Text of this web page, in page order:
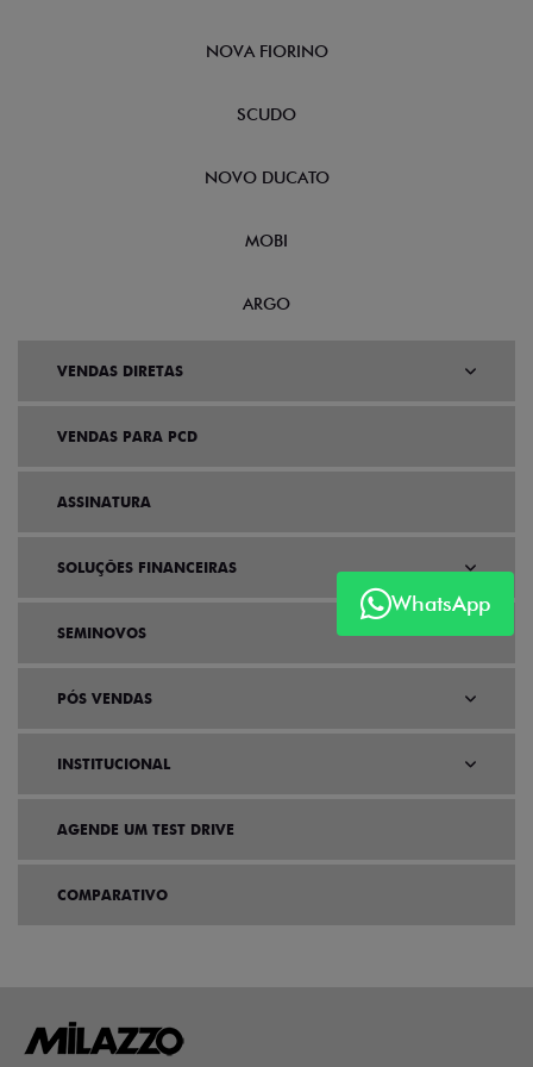
WhatsApp
NOVA FIORINO
SCUDO
NOVO DUCATO
MOBI
ARGO
VENDAS DIRETAS
VENDAS PARA PCD
ASSINATURA
SOLUÇÕES FINANCEIRAS
SEMINOVOS
PÓS VENDAS
INSTITUCIONAL
AGENDE UM TEST DRIVE
COMPARATIVO